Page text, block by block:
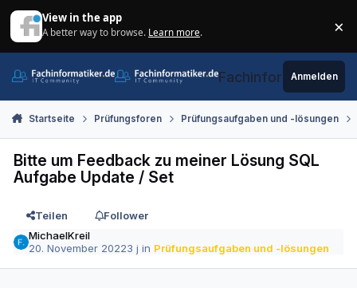
View in the app
A better way to browse. Learn more. ×
Fachinformatiker.de
Anmelden
Startseite Prüfungsforen Prüfungsaufgaben und -lösungen
Bitte um Feedback zu meiner Lösung SQL
Aufgabe Update / Set
Teilen
Follower
MichaelKreil
20. November 20223 j in Prüfungsaufgaben und -lösungen